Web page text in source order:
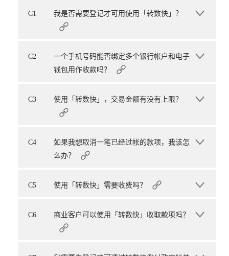
C1 我是否需要登记才可用使用「转数快」？
C2
一个手机号码能否绑定多个银行帐户和电子
钱包用作收款吗？
C3 使用「转数快」，交易金额有没有上限？
C4
如果我想取消一笔已经过帐的款项，我该怎
么办？
C5 使用「转数快」需要收费吗？
C6 商业客户可以使用「转数快」收取款项吗？